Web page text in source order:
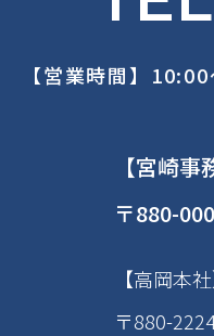
【営業時間】
【宮崎事
〒880-
【高岡本社
〒880-